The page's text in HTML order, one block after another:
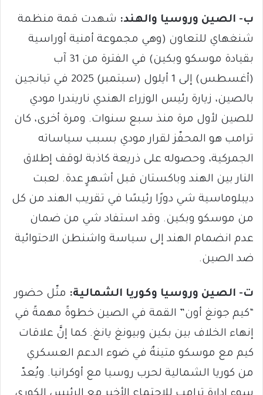
ب- الصين وروسيا والهند: شهدت قمة منظمة
شنغهاي للتعاون (وهي مجموعة أمنية أوراسية
بقيادة موسكو وبكين) في الفترة من 31 آب
(أغسطس) إلى 1 أيلول (سبتمبر) 2025 في تيانجين
بالصين، زيارة رئيس الوزراء الهندي ناريندرا مودي
للصين لأول مرة منذ سبع سنوات. ومرة ​​أخرى، كان
ترامب هو المحفّز لقرار مودي بسبب سياساته
الجمركية، وحصوله على ذريعة كاذبة لوقف إطلاق
النار بين الهند وباكستان قبل أشهرٍ عدة. لعبت
ديبلوماسية شي دورًا رئيسًا في تقريب الهند من كل
من موسكو وبكين. وقد استفاد شي من ضمان
عدم انضمام الهند إلى سياسة واشنطن الاحتوائية
ضد الصين.
ت- الصين وروسيا وكوريا الشمالية: مثّل حضور
“كيم جونغ أون” القمة في الصين خطوةً مهمةً في
إنهاء الخلاف بين بكين وبيونغ يانغ. كما إنَّ علاقات
كيم مع موسكو متينةٌ في ضوء الدعم العسكري
من كوريا الشمالية لحرب روسيا مع أوكرانيا. ويُعدّ